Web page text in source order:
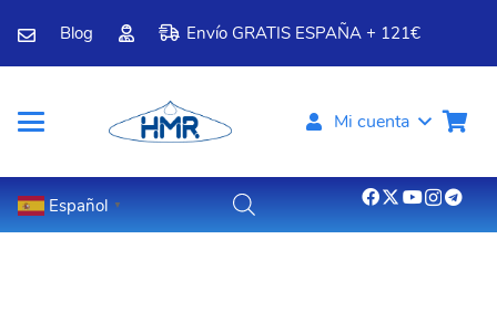
Blog Envío GRATIS ESPAÑA + 121€
Mi cuenta
Español ▼